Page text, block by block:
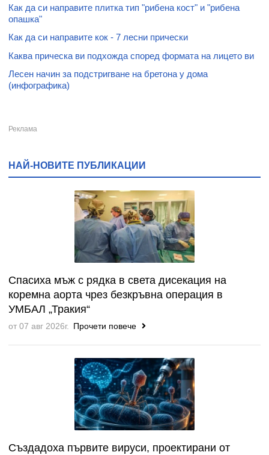
Как да си направите плитка тип "рибена кост" и "рибена
опашка"
Как да си направите кок - 7 лесни прически
Каква прическа ви подхожда според формата на лицето ви
Лесен начин за подстригване на бретона у дома
(инфографика)
НАЙ-НОВИТЕ ПУБЛИКАЦИИ
Спасиха мъж с рядка в света дисекация на
коремна аорта чрез безкръвна операция в
УМБАЛ „Тракия“
от 07 авг 2026г. Прочети повече
Създадоха първите вируси, проектирани от